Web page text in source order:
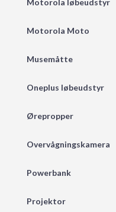
Motorola løbeudstyr
Motorola Moto
Musemåtte
Oneplus løbeudstyr
Ørepropper
Overvågningskamera
Powerbank
Projektor